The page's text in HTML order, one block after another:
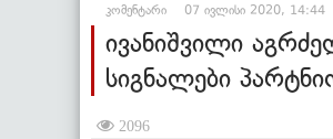
კომენტარი 07 ივლისი 2020, 14:44
ივანიშვილი
სიგნალები
2096